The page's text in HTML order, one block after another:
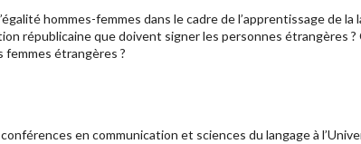
hommes-femmes dans le cadre de l’apprentissage de la
républicaine que doivent signer les personnes étrangères
étrangères ?
en communication et sciences du langage à